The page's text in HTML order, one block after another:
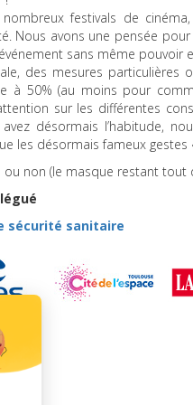
festivals de
Nous avons une pensée
sans même pouvoir
des mesures particulières
à 50% (au moins pour
sur les différentes
désormais l’habitude,
les désormais fameux gestes
non (le masque restant
sécurité sanitaire